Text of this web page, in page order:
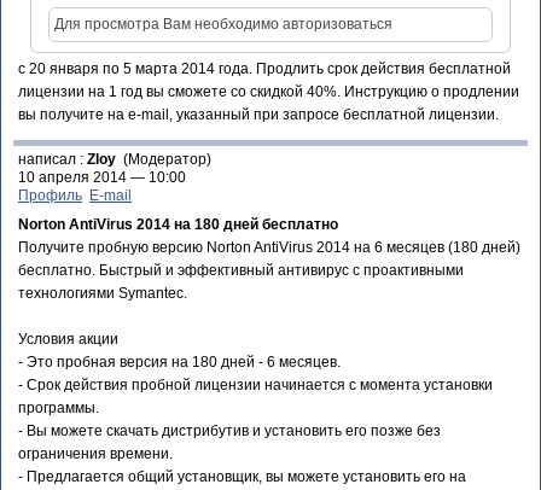
Для просмотра Вам необходимо авторизоваться
с 20 января по 5 марта 2014 года. Продлить срок действия бесплатной
лицензии на 1 год вы сможете со скидкой 40%. Инструкцию о продлении
вы получите на e-mail, указанный при запросе бесплатной лицензии.
написал : Zloy (Модератор)
10 апреля 2014 — 10:00
Профиль E-mail
Norton AntiVirus 2014 на 180 дней бесплатно
Получите пробную версию Norton AntiVirus 2014 на 6 месяцев (180 дней)
бесплатно. Быстрый и эффективный антивирус с проактивными
технологиями Symantec.
Условия акции
- Это пробная версия на 180 дней - 6 месяцев.
- Срок действия пробной лицензии начинается с момента установки
программы.
- Вы можете скачать дистрибутив и установить его позже без
ограничения времени.
- Предлагается общий установщик, вы можете установить его на